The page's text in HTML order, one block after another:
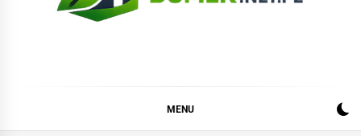
MENU